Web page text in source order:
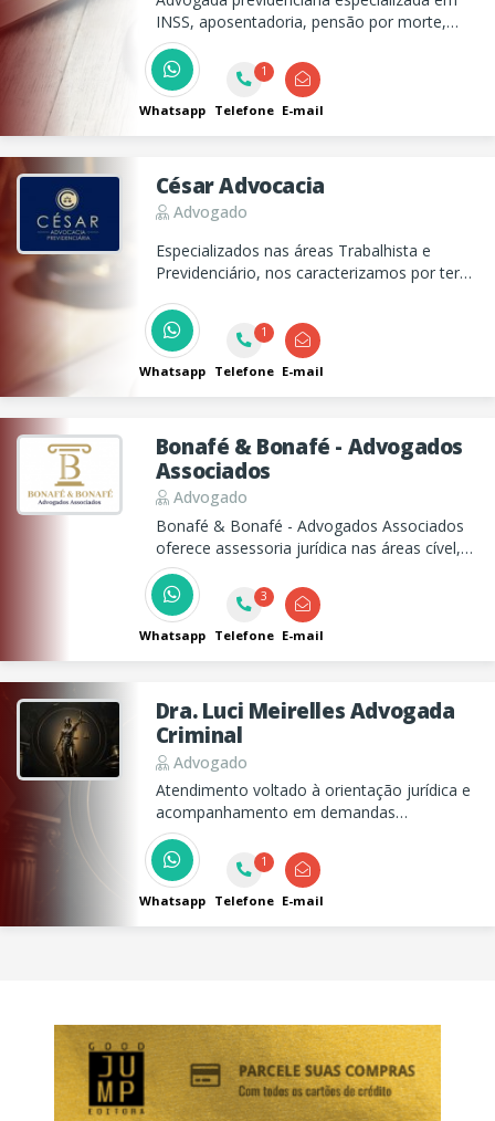
INSS, aposentadoria, pensão por morte,
LOAS, beneficios por incapacidade e
revisões. Atendimento estratégico para
garantir o melhor benefício. Fale agora e tire
suas dúvidas.
Whatsapp
1
Telefone E-mail
César Advocacia
Advogado
Especializados nas áreas Trabalhista e
Previdenciário, nos caracterizamos por ter
soluções extrajudiciais ou nas demandas
judiciais.
Whatsapp
1
Telefone E-mail
Bonafé & Bonafé - Advogados
Associados
Advogado
Bonafé & Bonafé - Advogados Associados
oferece assessoria jurídica nas áreas cível,
criminal, previdenciária, trabalhista e mais.
Entre em contato e agende uma consultoria
personalizada.
Whatsapp
3
Telefone E-mail
Dra. Luci Meirelles Advogada
Criminal
Advogado
Atendimento voltado à orientação jurídica e
acompanhamento em demandas
relacionadas ao Direito Criminal, com
atuação pautada na ética profissional, no
sigilo e na análise individualizada de cada
caso.
Whatsapp
1
Telefone E-mail